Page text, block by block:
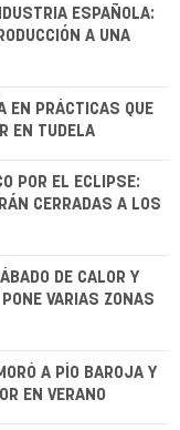
ESPAÑOLA:
A UNA
EN PRÁCTICAS QUE
EN TUDELA
POR EL ECLIPSE:
CERRADAS A LOS
DE CALOR Y
VARIAS ZONAS
A PÍO BAROJA Y
EN VERANO